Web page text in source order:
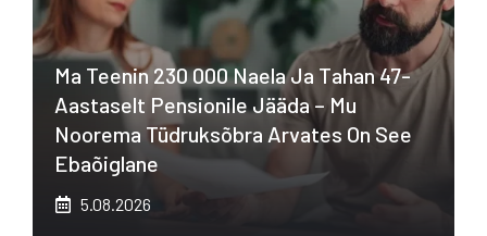
Ma Teenin 230 000 Naela Ja Tahan 47-
Aastaselt Pensionile Jääda – Mu
Noorema Tüdruksõbra Arvates On See
Ebaõiglane
5.08.2026